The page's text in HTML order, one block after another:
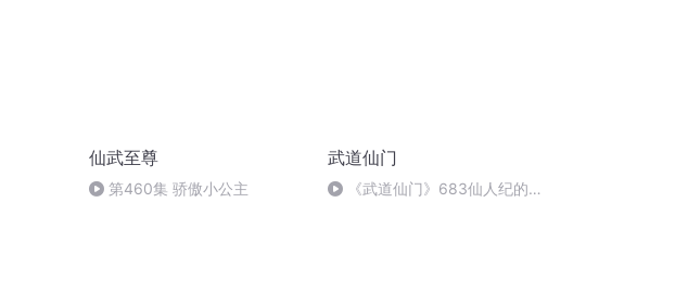
仙武至尊
第460集 骄傲小公主
武道仙门
《武道仙门》683仙人纪的毁